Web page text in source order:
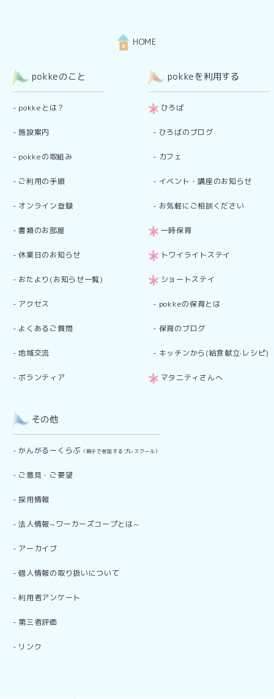
HOME
pokkeのこと
- pokkeとは？
-施設案内
- pokkeの取組み
- ご利用の手順
- オンライン登録
-書類のお部屋
-休業日のお知らせ
- おたより(お知らせ一覧)
- アクセス
- よくあるご質問
-地域交流
- ボランティア
pokkeを利用する
ひろば
- ひろばのブログ
- カフェ
- イベント・講座のお知らせ
- お気軽にご相談ください
一時保育
トワイライトステイ
ショートステイ
- pokkeの保育とは
- 保育のブログ
- キッチンから(給食献立·レシピ)
マタニティさんへ
その他
- かんがるーくらぶ （親子で参加するプレスクール）
- ご意見・ご要望
-採用情報
-法人情報~ワーカーズコープとは~
- アーカイブ
-個人情報の取り扱いについて
-利用者アンケート
- 第三者評価
- リンク